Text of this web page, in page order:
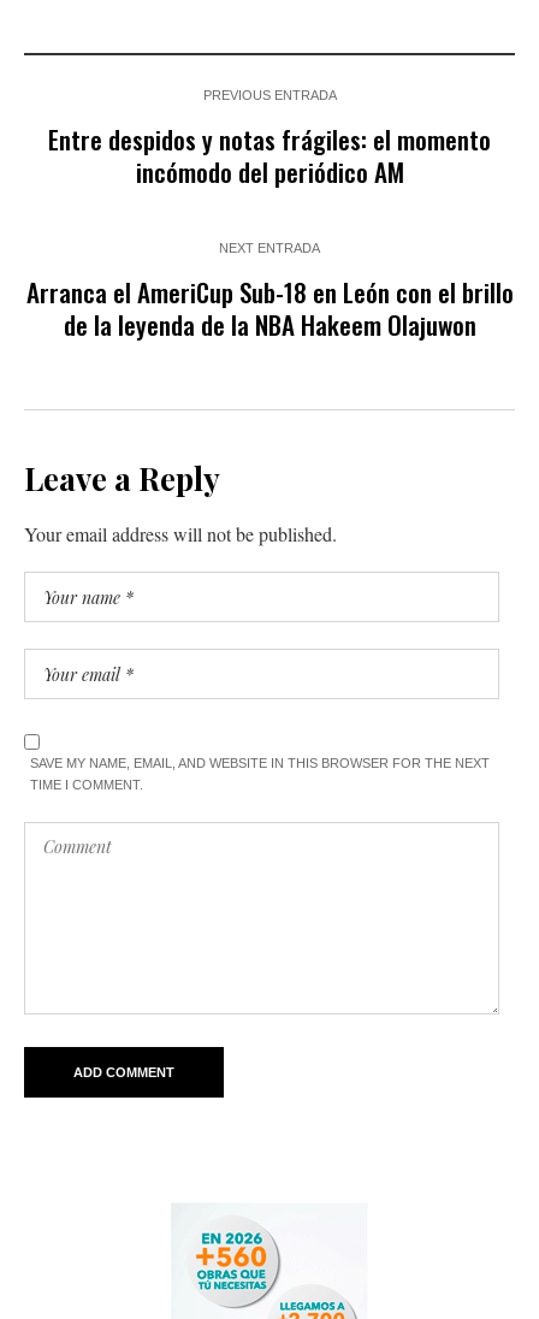
PREVIOUS ENTRADA
Entre despidos y notas frágiles: el momento
incómodo del periódico AM
NEXT ENTRADA
Arranca el AmeriCup Sub-18 en León con el brillo
de la leyenda de la NBA Hakeem Olajuwon
Leave a Reply
Your email address will not be published.
SAVE MY NAME, EMAIL, AND WEBSITE IN THIS BROWSER FOR THE NEXT
TIME I COMMENT.